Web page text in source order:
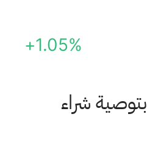
+1.05%
) بتوصية شراء